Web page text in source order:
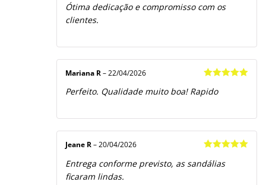
de 5
Ótima dedicação e compromisso com os
clientes.
de 5
Mariana R – 22/04/2026
Perfeito. Qualidade muito boa! Rapido
de 5
Jeane R – 20/04/2026
Entrega conforme previsto, as sandálias
ficaram lindas.